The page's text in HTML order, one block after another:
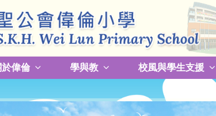
於偉倫 學與教 校風與學生支援